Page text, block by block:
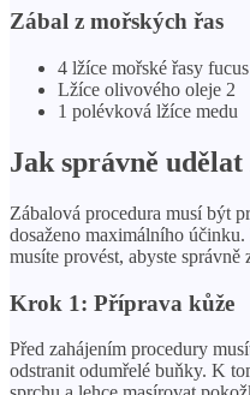
Zábal z mořských řas
4 lžíce mořské řasy fucus
Lžíce olivového oleje 2
1 polévková lžíce medu
Jak správně udělat
Zábalová procedura musí být
dosaženo maximálního
musíte provést, abyste správně
Krok 1: Příprava kůže
Před zahájením procedury
odstranit odumřelé buňky. K